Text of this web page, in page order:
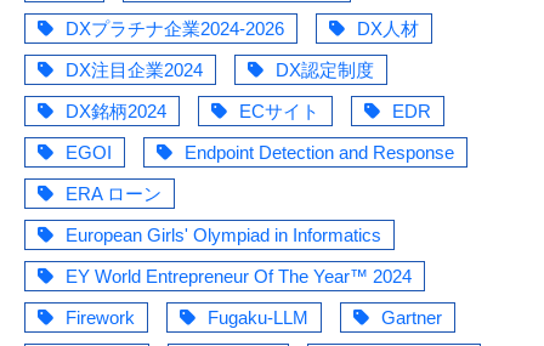
DXプラチナ企業2024-2026
DX人材
DX注目企業2024
DX認定制度
DX銘柄2024
ECサイト
EDR
EGOI
Endpoint Detection and Response
ERA ローン
European Girls' Olympiad in Informatics
EY World Entrepreneur Of The Year™ 2024
Firework
Fugaku-LLM
Gartner